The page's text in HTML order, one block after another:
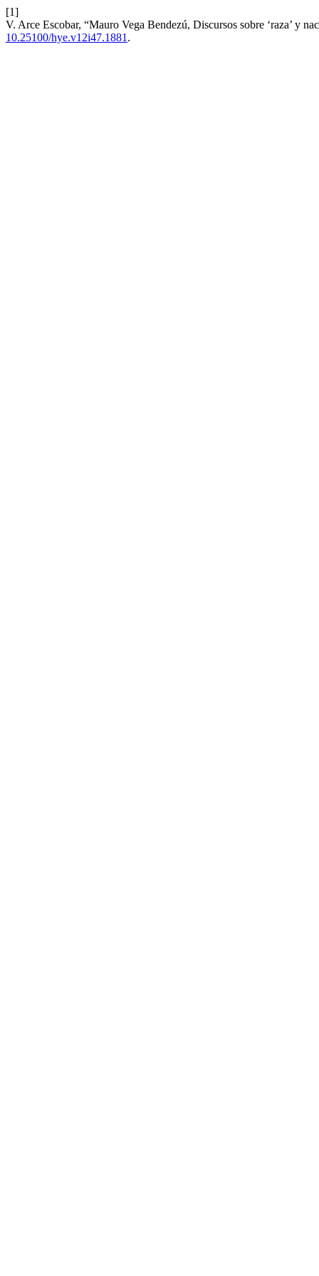
[1]
V. Arce Escobar, “Mauro Vega Bendezú, Discursos sobre ‘raza’ y
10.25100/hye.v12i47.1881 .